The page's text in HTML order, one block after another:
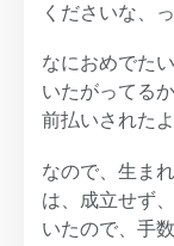
くださいな、
なにおめでた
いたがってる
前払いされた
なので、生ま
は、成立せず
いたので、手